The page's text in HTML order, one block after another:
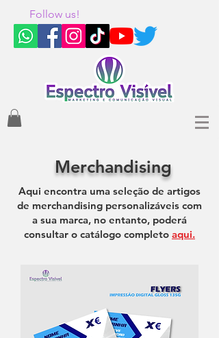
Follow us!
Merchandising
Aqui encontra uma seleção de artigos
de merchandising personalizáveis com
a sua marca, no entanto, poderá
consultar o catálogo completo aqui.